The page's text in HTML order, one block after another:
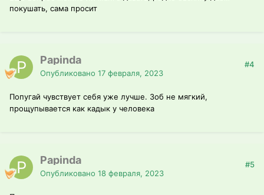
покушать, сама просит
Papinda
Опубликовано 17 февраля, 2023
#4
Попугай чувствует себя уже лучше. Зоб не мягкий,
прощупывается как кадык у человека
Papinda
Опубликовано 18 февраля, 2023
#5